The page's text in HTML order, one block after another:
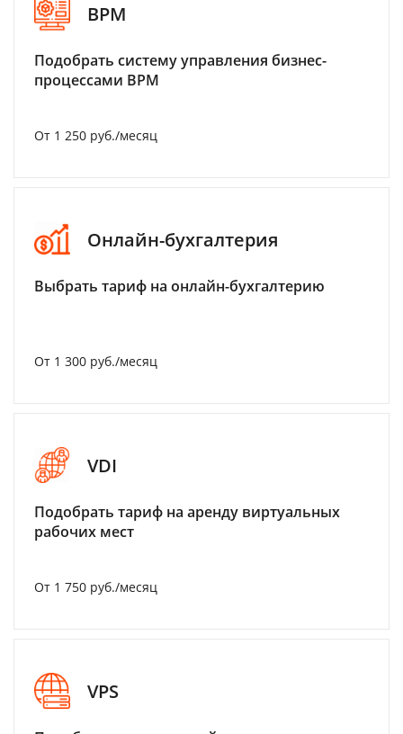
BPM
Подобрать систему управления бизнес-
процессами BPM
От 1 250 руб./месяц
Онлайн-бухгалтерия
Выбрать тариф на онлайн-бухгалтерию
От 1 300 руб./месяц
VDI
Подобрать тариф на аренду виртуальных
рабочих мест
От 1 750 руб./месяц
VPS